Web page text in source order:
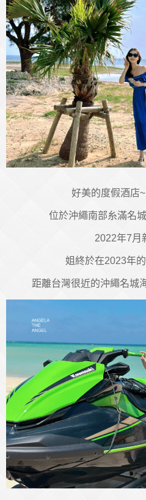
好美的度假酒店
位於沖繩南部糸滿名
2022年7月
姐終於在2023年
距離台灣很近的沖繩名城